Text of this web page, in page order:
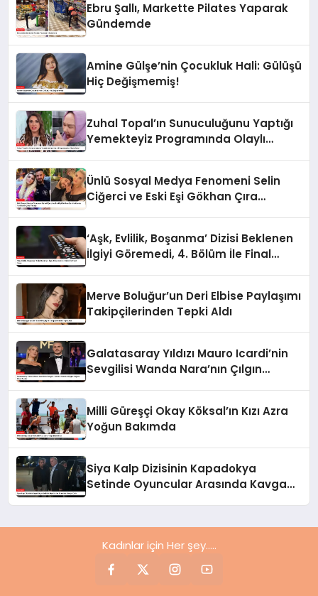
Ebru Şallı, Markette Pilates Yaparak
Gündemde
Amine Gülşe’nin Çocukluk Hali: Gülüşü
Hiç Değişmemiş!
Zuhal Topal’ın Sunuculuğunu Yaptığı
Yemekteyiz Programında Olaylı
Ünlü Sosyal Medya Fenomeni Selin
Ciğerci ve Eski Eşi Gökhan Çıra
‘Aşk, Evlilik, Boşanma’ Dizisi Beklenen
İlgiyi Göremedi, 4. Bölüm İle Final
Merve Boluğur’un Deri Elbise Paylaşımı
Takipçilerinden Tepki Aldı
Galatasaray Yıldızı Mauro Icardi’nin
Sevgilisi Wanda Nara’nın Çılgın
Milli Güreşçi Okay Köksal’ın Kızı Azra
Yoğun Bakımda
Siya Kalp Dizisinin Kapadokya
Setinde Oyuncular Arasında Kavga
Kadınlar için Her şey.....